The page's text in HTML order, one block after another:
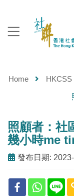
Home HKCSS
照顧者：社
幾小時me
發布日期: